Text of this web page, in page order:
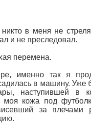
в меня не
и не преследовал.
перемена.
именно так я
в машину. Уже
наступившей в
моя кожа под
за плечами